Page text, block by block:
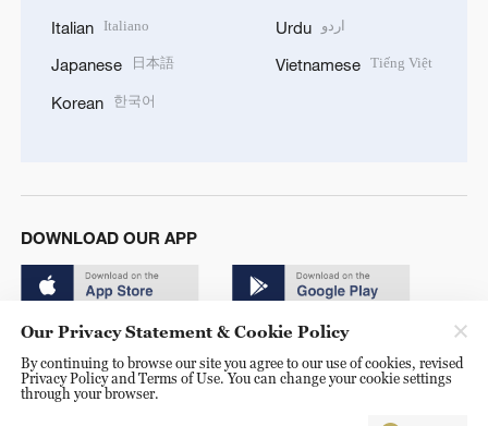
Italian Italiano
Japanese 日本語
Korean 한국어
Urdu اردو
Vietnamese Tiếng Việt
DOWNLOAD OUR APP
© China Radio International.CRI. All Rights Reserved. 16A
Our Privacy Statement & Cookie Policy
By continuing to browse our site you agree to our use of cookies, revised
Privacy Policy and Terms of Use. You can change your cookie settings
through your browser.